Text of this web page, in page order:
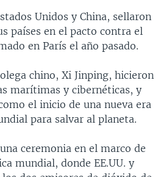
Unidos y China, sellaron
países en el pacto contra el
en París el año pasado.
chino, Xi Jinping, hicieron
marítimas y cibernéticas, y
el inicio de una nueva era
para salvar al planeta.
ceremonia en el marco de
mundial, donde EE.UU. y